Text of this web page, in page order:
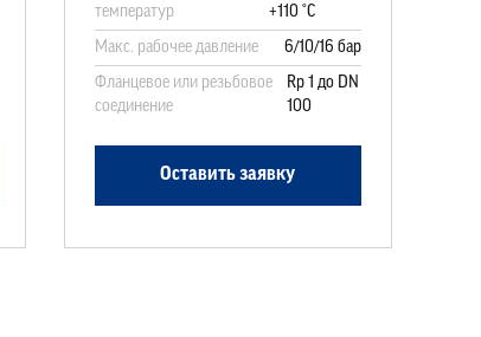
температур
+110 °C
Макс. рабочее давление
6/10/16 бар
Фланцевое или резьбовое
соединение
Rp 1 до DN
100
Оставить заявку